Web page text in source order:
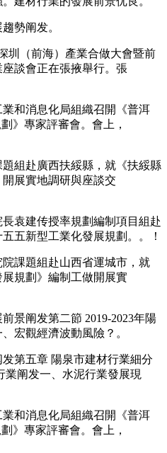
勢阐发。
（前海）產業合做大會暨前
談會正在張掖舉行。張
和消息化局組織召開《普洱
》專家評審會。會上，
組赴廣西扶綏縣，就《扶綏縣
展實地調研與座談交
建传授率規劃編制項目組赴
五新型工業化發展規劃。。！
課題組赴山西省運城市，就
展規劃》編制工做開展實
阐发第二節 2019-2023年陽
宏觀經濟波動風險？。
五章 陽泉市建材行業細分
阐发一、水泥行業發展現
和消息化局組織召開《普洱
》專家評審會。會上，